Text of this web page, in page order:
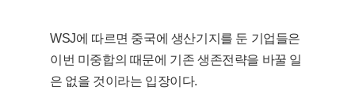
WSJ에 따르면 중국에 생산기지를 둔 기업들은
이번 미중합의 때문에 기존 생존전략을 바꿀 일
은 없을 것이라는 입장이다.